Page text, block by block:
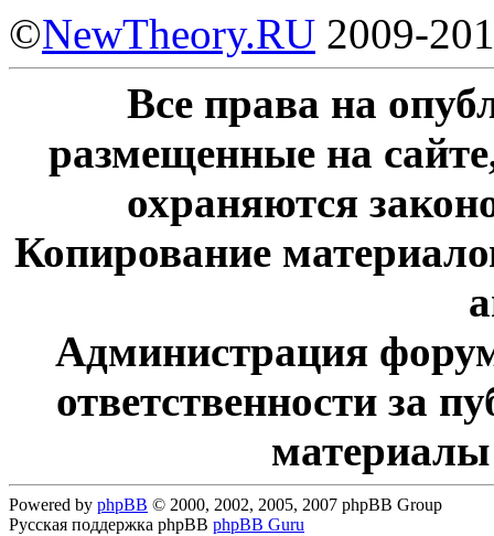
©NewTheory.RU 2009-
Все права на
размещенные на
охраняются
Копирование
Администрация
ответственности за
Powered by phpBB © 2000, 2002, 2005, 2007 phpBB Group
Русская поддержка phpBB phpBB Guru